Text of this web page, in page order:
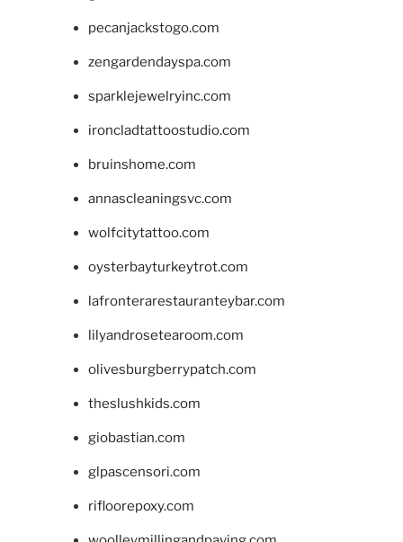
pecanjackstogo.com
zengardendayspa.com
sparklejewelryinc.com
ironcladtattoostudio.com
bruinshome.com
annascleaningsvc.com
wolfcitytattoo.com
oysterbayturkeytrot.com
lafronterarestauranteybar.com
lilyandrosetearoom.com
olivesburgberrypatch.com
theslushkids.com
giobastian.com
glpascensori.com
rifloorepoxy.com